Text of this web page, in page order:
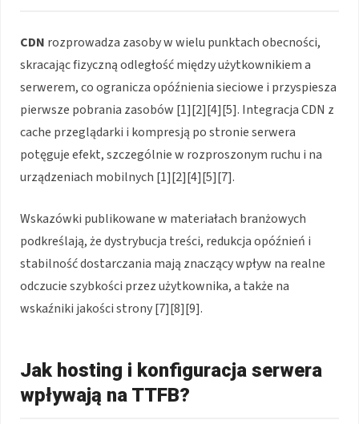
CDN rozprowadza zasoby w wielu punktach obecności,
skracając fizyczną odległość między użytkownikiem a
serwerem, co ogranicza opóźnienia sieciowe i przyspiesza
pierwsze pobrania zasobów [1][2][4][5]. Integracja CDN z
cache przeglądarki i kompresją po stronie serwera
potęguje efekt, szczególnie w rozproszonym ruchu i na
urządzeniach mobilnych [1][2][4][5][7].
Wskazówki publikowane w materiałach branżowych
podkreślają, że dystrybucja treści, redukcja opóźnień i
stabilność dostarczania mają znaczący wpływ na realne
odczucie szybkości przez użytkownika, a także na
wskaźniki jakości strony [7][8][9].
Jak hosting i konfiguracja serwera
wpływają na TTFB?